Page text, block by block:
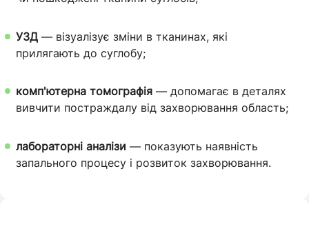
УЗД — візуалізує зміни в тканинах, які
прилягають до суглобу;
комп'ютерна томографія — допомагає в деталях
вивчити постраждалу від захворювання область;
лабораторні аналізи — показують наявність
запального процесу і розвиток захворювання.